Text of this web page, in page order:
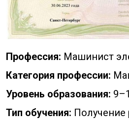
Профессия: Машинист
Категория профессии:
Уровень образования:
Тип обучения: Получение